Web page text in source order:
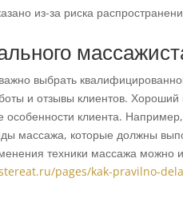
из-за риска
выбрать
и отзывы клиентов. Хороший
особенности клиента.
массажа, которые должны
техники массажа можно
pages/kak-pravilno-